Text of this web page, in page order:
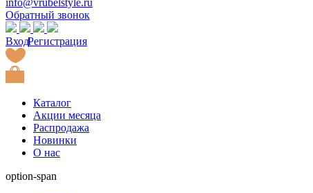
info@vrubelstyle.ru
Обратный звонок
Вход|
Регистрация
Каталог
Акции месяца
Распродажа
Новинки
О нас
option-span